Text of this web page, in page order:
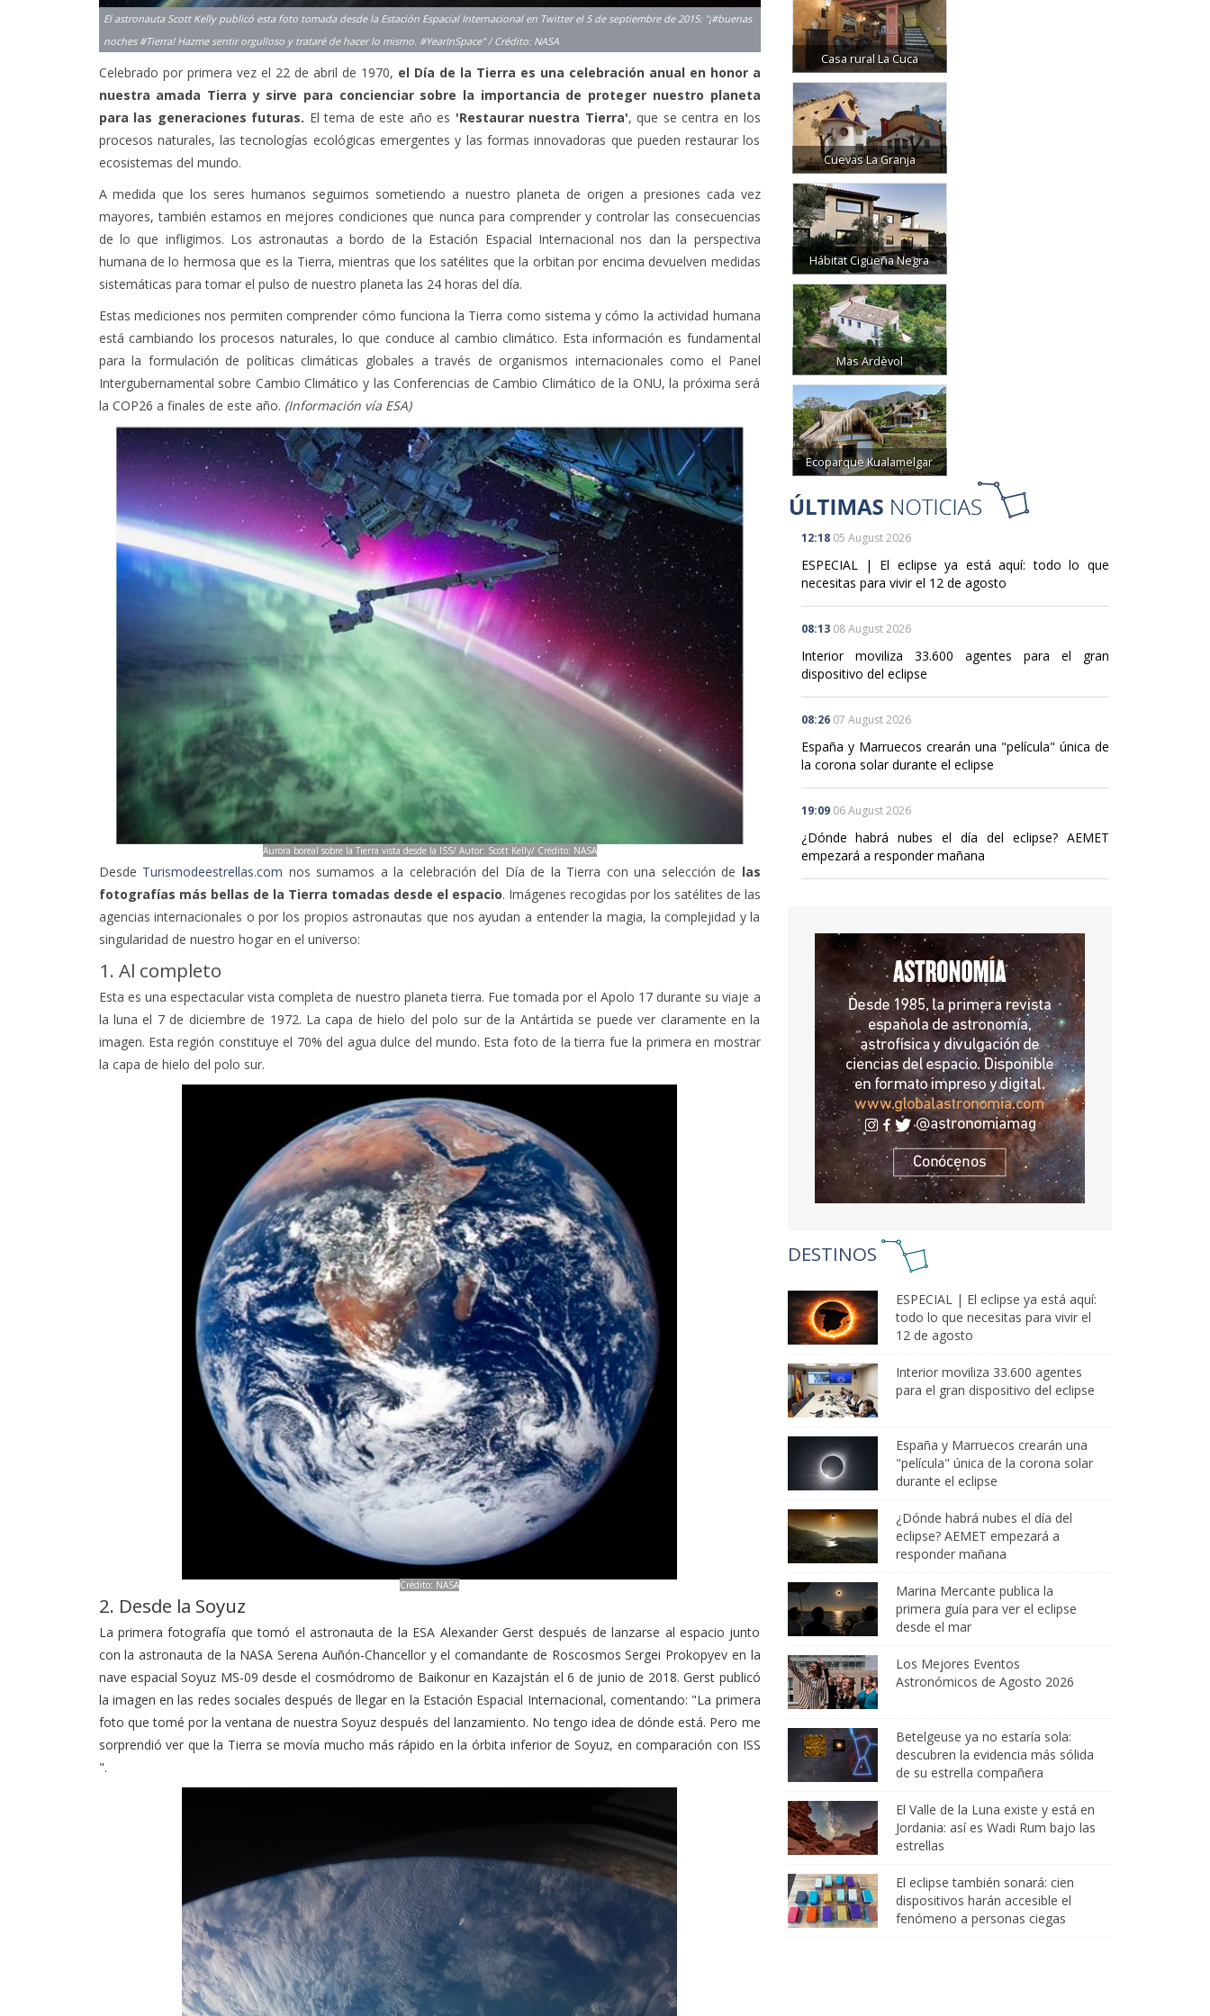
Celebrado por primera vez el 22 de abril de 1970,el Día de la Tierra es una celebración anual en honor a
nuestra amada Tierra y sirve para concienciar sobre la importancia de proteger nuestro planeta
para las generaciones futuras.El tema de este año es'Restaurar nuestra Tierra', que se centra en los
procesos naturales, las tecnologías ecológicas emergentes y las formas innovadoras que pueden restaurar los
ecosistemas del mundo.
A medida que los seres humanos seguimos sometiendo a nuestro planeta de origen a presiones cada vez
mayores, también estamos en mejores condiciones que nunca para comprender y controlar las consecuencias
de lo que infligimos. Los astronautas a bordo de la Estación Espacial Internacional nos dan la perspectiva
humana de lo hermosa que es la Tierra, mientras que los satélites que la orbitan por encima devuelven medidas
sistemáticas para tomar el pulso de nuestro planeta las 24 horas del día.
Estas mediciones nos permiten comprender cómo funciona la Tierra como sistema y cómo la actividad humana
está cambiando los procesos naturales, lo que conduce al cambio climático. Esta información es fundamental
para la formulación de políticas climáticas globales a través de organismos internacionales como el Panel
Intergubernamental sobre Cambio Climático y las Conferencias de Cambio Climático de la ONU, la próxima será
la COP26 a finales de este año.(Información vía ESA)
Aurora boreal sobre la Tierra vista desde la ISS/ Autor: Scott Kelly/ Crédito: NASA
DesdeTurismodeestrellas.comnos sumamos a la celebración del Día de la Tierra con una selección delas
fotografías más bellas de la Tierra tomadas desde el espacio . Imágenes recogidas por los satélites de las
agencias internacionales o por los propios astronautas que nos ayudan a entender la magia, la complejidad y la
singularidad de nuestro hogar en el universo:
1. Al completo
Esta es una espectacular vista completa de nuestro planeta tierra. Fue tomada por el Apolo 17 durante su viaje a
la luna el 7 de diciembre de 1972. La capa de hielo del polo sur de la Antártida se puede ver claramente en la
imagen. Esta región constituye el 70% del agua dulce del mundo. Esta foto de la tierra fue la primera en mostrar
la capa de hielo del polo sur.
Crédito: NASA
2. Desde la Soyuz
La primera fotografía que tomó el astronauta de la ESA Alexander Gerst después de lanzarse al espacio junto
con la astronauta de la NASA Serena Auñón-Chancellor y el comandante de Roscosmos Sergei Prokopyev en la
nave espacial Soyuz MS-09 desde el cosmódromo de Baikonur en Kazajstán el 6 de junio de 2018. Gerst publicó
la imagen en las redes sociales después de llegar en la Estación Espacial Internacional, comentando: "La primera
foto que tomé por la ventana de nuestra Soyuz después del lanzamiento. No tengo idea de dónde está. Pero me
sorprendió ver que la Tierra se movía mucho más rápido en la órbita inferior de Soyuz, en comparación con ISS
".
Casa rural La Cuca
Cuevas La Granja
Hábitat Cigüeña Negra
Mas Ardèvol
Ecoparque Kualamelgar
12:18 05 August 2026
ESPECIAL | El eclipse ya está aquí: todo lo que
necesitas para vivir el 12 de agosto
08:13 08 August 2026
Interior moviliza 33.600 agentes para el gran
dispositivo del eclipse
08:26 07 August 2026
España y Marruecos crearán una "película" única de
la corona solar durante el eclipse
19:09 06 August 2026
¿Dónde habrá nubes el día del eclipse? AEMET
empezará a responder mañana
DESTINOS
ESPECIAL | El eclipse ya está aquí:
todo lo que necesitas para vivir el
12 de agosto
Interior moviliza 33.600 agentes
para el gran dispositivo del eclipse
España y Marruecos crearán una
"película" única de la corona solar
durante el eclipse
¿Dónde habrá nubes el día del
eclipse? AEMET empezará a
responder mañana
Marina Mercante publica la
primera guía para ver el eclipse
desde el mar
Los Mejores Eventos
Astronómicos de Agosto 2026
Betelgeuse ya no estaría sola:
descubren la evidencia más sólida
de su estrella compañera
El Valle de la Luna existe y está en
Jordania: así es Wadi Rum bajo las
estrellas
El eclipse también sonará: cien
dispositivos harán accesible el
fenómeno a personas ciegas